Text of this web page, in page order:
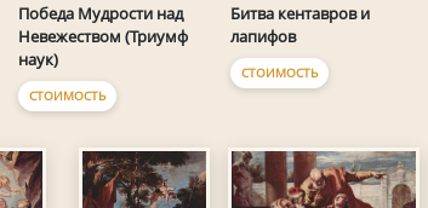
Победа Мудрости над
Невежеством (Триумф
наук)
СТОИМОСТЬ
Битва кентавров и
лапифов
СТОИМОСТЬ